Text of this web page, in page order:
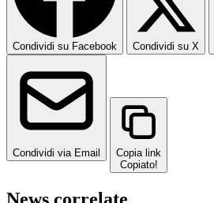
Condividi su Facebook Condividi su X
Condividi via Email
Copia link
Copiato!